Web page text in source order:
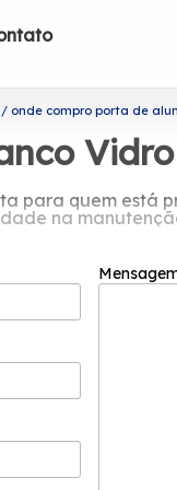
onde compro porta de
para quem está
na
porque ela
seja atingida.
resultados
Você
Porta Alumínio.
segmento. Entre